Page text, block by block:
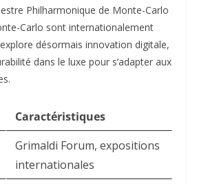
Philharmonique de Monte-Carlo
Carlo sont internationalement
désormais innovation digitale,
dans le luxe pour s’adapter aux
Caractéristiques
Grimaldi Forum, expositions
internationales ​